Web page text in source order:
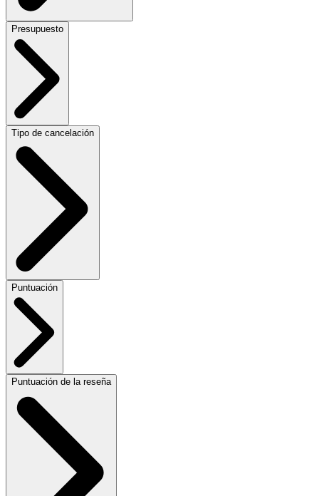
Presupuesto
Tipo de cancelación
Puntuación
Puntuación de la reseña